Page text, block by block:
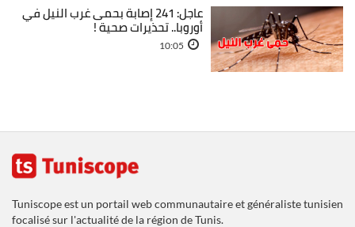
عاجل: 241 إصابة بحمى غرب النيل في
أوروبا.. تحذيرات صحية !
10:05
Tuniscope est un portail web communautaire et généraliste tunisien
focalisé sur l'actualité de la région de Tunis.